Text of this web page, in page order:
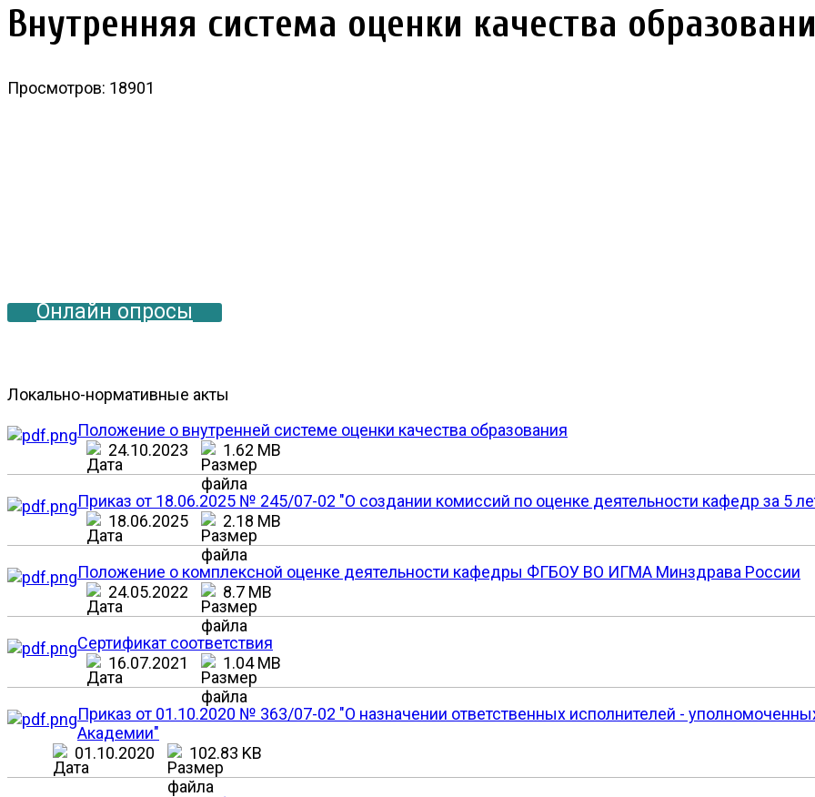
Внутренняя система оценки качества
Просмотров: 18901
Онлайн опросы
Локально-нормативные акты
Положение о внутренней системе оценки качества образования
24.10.2023
1.62 MB
Приказ от 18.06.2025 № 245/07-02 "О создании комиссий по оценке деятельности кафедр за 5
18.06.2025
2.18 MB
Положение о комплексной оценке деятельности кафедры ФГБОУ ВО ИГМА Минздрава России
24.05.2022
8.7 MB
Сертификат соответствия
16.07.2021
1.04 MB
Приказ от 01.10.2020 № 363/07-02 "О назначении ответственных исполнителей -
Академии"
01.10.2020
102.83 KB